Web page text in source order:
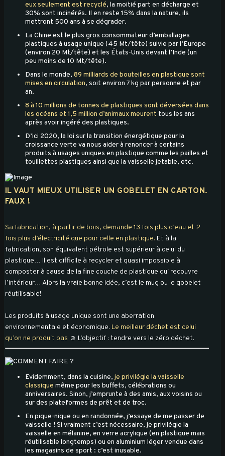
eux seulement est recyclé, la moitié part en décharge et
30% sont incinérés. Il en reste 15% dans la nature, ils
mettront 500 ans à se dégrader.
La Chine est le plus gros consommateur d’emballages
plastiques à usage unique (45 Mt/tête) suivie par l’Europe
(environ 20 Mt/tête) et les États-Unis devant l’Inde (un
peu moins de 10 Mt/tête).
Dans le monde, 89 milliards de bouteilles en plastique sont
mises en circulation, soit environ 7 kg par personne et par
an.
8 à 10 millions de tonnes de plastiques sont déversées dans
les océans et 1,5 million d’animaux meurent tous les ans
après avoir ingéré des plastiques.
D’ici 2020, la loi sur la transition énergétique pour la
croissance verte va nous aider à renoncer à certains
produits à usages uniques en plastique comme les pailles et
touillettes plastiques ainsi que la vaisselle jetable, etc.
IL VAUT MIEUX UTILISER UN GOBELET EN CARTON.
FAUX !
Sa fabrication, à partir de bois, demande 13 fois plus d’eau et 2
fois plus d’électricité que pour celle en plastique. Et à la
fabrication, son équivalent pétrole est supérieur à celui du
plastique… Il est difficile à recycler et quasi impossible à
composter à cause de la fine couche de plastique qui recouvre
l’intérieur… Alors la vraie bonne idée, c’est le mug ou le gobelet
réutilisable!
Les produits à usage unique sont une aberration
environnementale et économique. Le meilleur déchet est celui
qu’on ne produit pas ☺ L’objectif : tendre vers le zéro déchet.
Evidemment, dans la cuisine, je privilégie la vaisselle
classique même pour les buffets, célébrations ou
anniversaires. Sinon, j’emprunte à des amis, aux voisins ou
sur des plateformes de prêt et de troc.
En pique-nique ou en randonnée, j’essaye de me passer de
vaisselle ! Si vraiment c’est nécessaire, je privilégie la
vaisselle en mélanine, en verre acrylique (en plastique mais
réutilisable longtemps) ou en aluminium léger vendue dans
les magasins de sport : c’est inusable.